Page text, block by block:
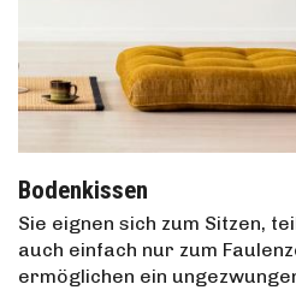
Bodenkissen
Sie eignen sich zum Sitzen,
auch einfach nur zum
ermöglichen ein